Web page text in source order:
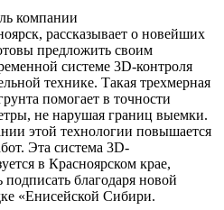
компании
рассказывает о новейших
предложить своим
системе 3D-контроля
технике. Такая трехмерная
помогает в точности
не нарушая границ выемки.
этой технологии повышается
Эта система 3D-
в Красноярском крае,
благодаря новой
«Енисейской Сибири.